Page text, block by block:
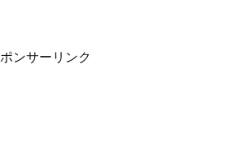
ンサーリンク